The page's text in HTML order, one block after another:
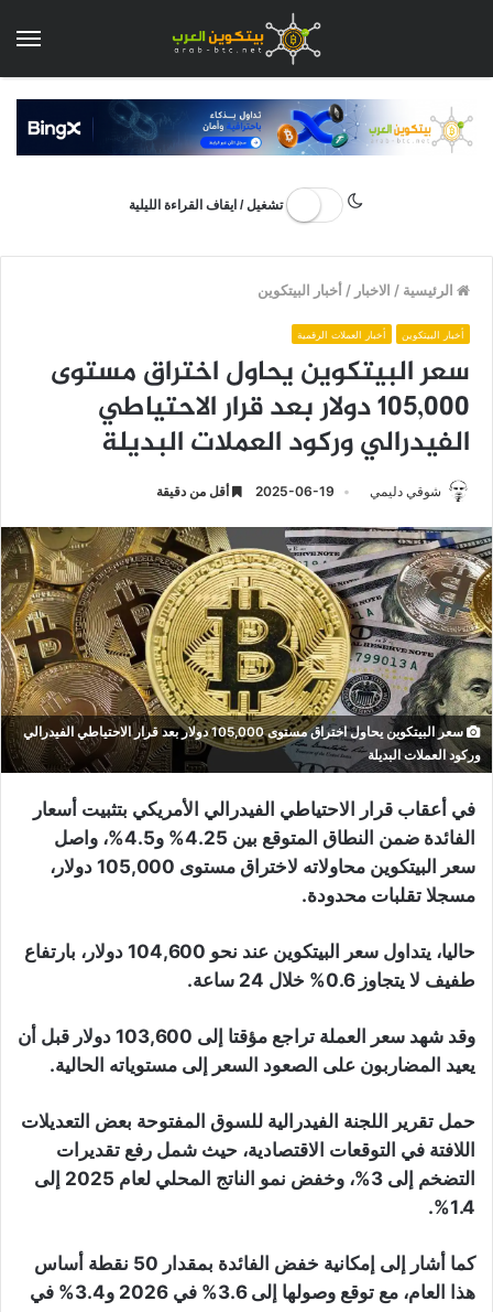
تشغيل / ايقاف القراءة الليلية
الرئيسية / الاخبار /أخبار البيتكوين
أخبار البيتكوين أخبار العملات الرقمية
سعر البيتكوين يحاول اختراق مستوى
105,000 دولار بعد قرار الاحتياطي
الفيدرالي وركود العملات البديلة
شوقي دليمي 2025-06-19 أقل من دقيقة
سعر البيتكوين يحاول اختراق مستوى 105,000 دولار بعد قرار الاحتياطي الفيدرالي
وركود العملات البديلة
في أعقاب قرار الاحتياطي الفيدرالي الأمريكي بتثبيت أسعار
الفائدة ضمن النطاق المتوقع بين 4.25% و4.5%، واصل
سعر البيتكوين محاولاته لاختراق مستوى 105,000 دولار،
مسجلا تقلبات محدودة.
حاليا، يتداول سعر البيتكوين عند نحو 104,600 دولار، بارتفاع
طفيف لا يتجاوز 0.6% خلال 24 ساعة.
وقد شهد سعر العملة تراجع مؤقتا إلى 103,600 دولار قبل أن
يعيد المضاربون على الصعود السعر إلى مستوياته الحالية.
حمل تقرير اللجنة الفيدرالية للسوق المفتوحة بعض التعديلات
اللافتة في التوقعات الاقتصادية، حيث شمل رفع تقديرات
التضخم إلى 3%، وخفض نمو الناتج المحلي لعام 2025 إلى
1.4%.
كما أشار إلى إمكانية خفض الفائدة بمقدار 50 نقطة أساس
هذا العام، مع توقع وصولها إلى 3.6% في 2026 و3.4% في